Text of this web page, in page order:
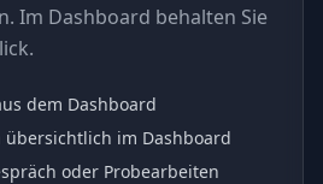
Im Dashboard behalten Sie
dem Dashboard
im Dashboard
oder Probearbeiten